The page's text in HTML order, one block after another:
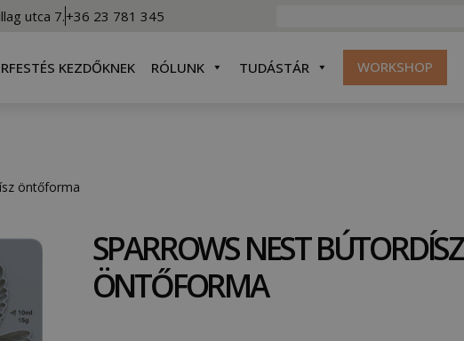
utca 7.+36 23 781 345
KEZDŐKNEK RÓLUNK TUDÁSTÁR WORKSHOP
öntőforma
SPARROWS NEST BÚTORDÍSZ
ÖNTŐFORMA